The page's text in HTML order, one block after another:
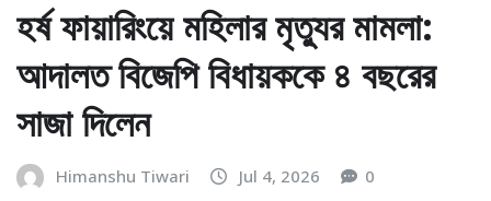
হর্ষ ফায়ারিংয়ে মহিলার মৃত্যুর মামলা:
আদালত বিজেপি বিধায়ককে ৪ বছরের
সাজা দিলেন
Himanshu Tiwari Jul 4, 2026 0